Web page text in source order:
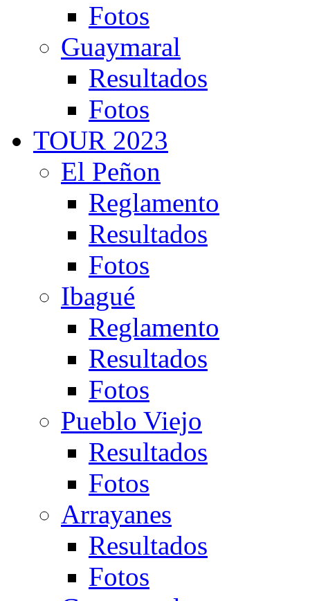
Fotos
Guaymaral
Resultados
Fotos
TOUR 2023
El Peñon
Reglamento
Resultados
Fotos
Ibagué
Reglamento
Resultados
Fotos
Pueblo Viejo
Resultados
Fotos
Arrayanes
Resultados
Fotos